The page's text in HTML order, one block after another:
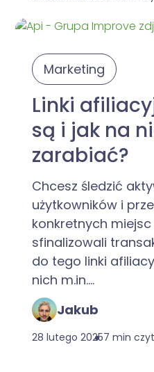
Marketing
Linki
są i jak na
zarabiać?
Chcesz śledzić
użytkowników i
konkretnych
sfinalizowali
do tego linki
nich m.in....
Jakub
28 lutego 20257 min